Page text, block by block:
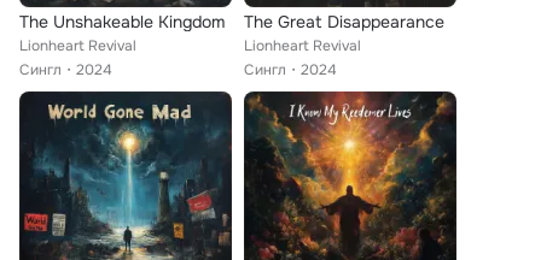
The Unshakeable Kingdom
Lionheart Revival
Сингл
2024
The Great Disappearance
Lionheart Revival
Сингл
2024